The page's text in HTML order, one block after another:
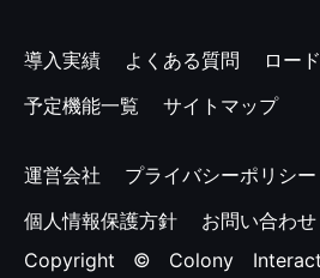
2022年7月 [1]
2022年4月 [1]
2021年7月 [1]
2021年4月 [1]
導入実績 よくある質問
ロー
予定機能一覧
サイトマップ
運営会社 プライバシーポリシー
個人情報保護方針
お問い合わせ
Copyright © Colony